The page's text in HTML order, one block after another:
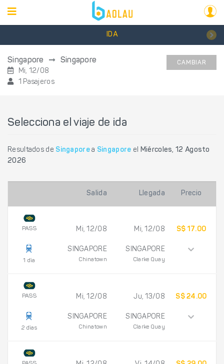
IDA
Singapore Singapore
Mi, 12/08
1 Pasajeros
CAMBIAR
Selecciona el viaje de ida
Resultados de Singaporea Singapore el Miércoles, 12 Agosto
2026
Salida Llegada Precio
PASS
1 día
Mi, 12/08
SINGAPORE
Chinatown
Mi, 12/08
SINGAPORE
Clarke Quay
S$ 17.00
PASS
2 días
Mi, 12/08
SINGAPORE
Chinatown
Ju, 13/08
SINGAPORE
Clarke Quay
S$ 24.00